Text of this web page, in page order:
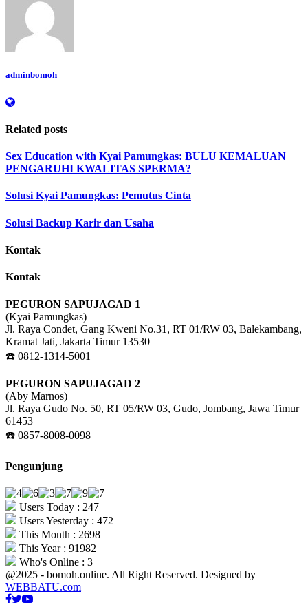
adminbomoh
Related posts
Sex Education with Kyai Pamungkas: BULU KEMALUAN
PENGARUHI KWALITAS SPERMA?
Solusi Kyai Pamungkas: Pemutus Cinta
Solusi Backup Karir dan Usaha
Kontak
Kontak
PEGURON SAPUJAGAD 1
(Kyai Pamungkas)
Jl. Raya Condet, Gang Kweni No.31, RT 01/RW 03, Balekambang,
Kramat Jati, Jakarta Timur 13530
☎️ 0812-1314-5001
PEGURON SAPUJAGAD 2
(Aby Marnos)
Jl. Raya Gudo No. 50, RT 05/RW 03, Gudo, Jombang, Jawa Timur
61453
☎️ 0857-8008-0098
Pengunjung
Users Today : 247
Users Yesterday : 472
This Month : 2698
This Year : 91982
Who's Online : 3
@2025 - bomoh.online. All Right Reserved. Designed by
WEBBATU.com
Facebook
Twitter
Youtube